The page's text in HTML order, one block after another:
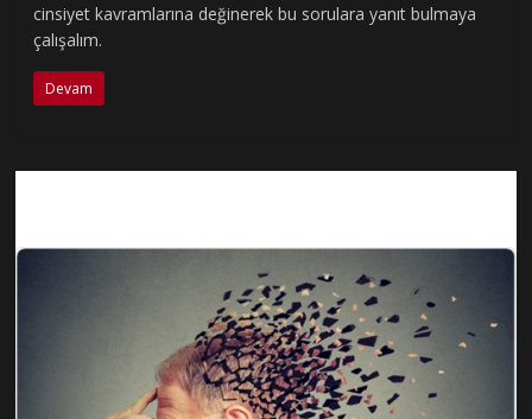
cinsiyet kavramlarına değinerek bu sorulara yanıt bulmaya
çalışalım.
Devam